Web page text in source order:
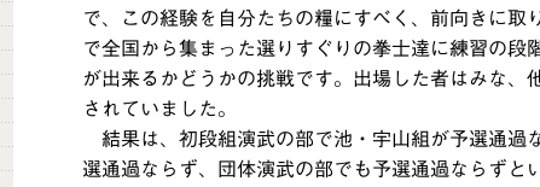
で、この経験を自分たちの糧にすべく、前向きに
で全国から集まった選りすぐりの拳士達に練習の
が出来るかどうかの挑戦です。出場した者はみな、
されていました。
結果は、初段組演武の部で池・宇山組が予選通過
選通過ならず、団体演武の部でも予選通過ならずと